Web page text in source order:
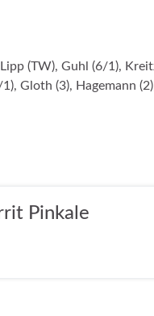
(TW), Guhl (6/1),
Gloth (3), Hagemann
Pinkale